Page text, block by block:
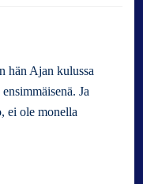
hän Ajan kulussa
Ja
ei ole monella